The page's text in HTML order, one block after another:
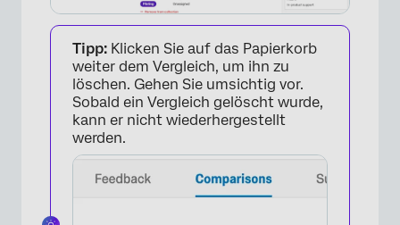
×
Tipp: Klicken Sie auf das Papierkorb
weiter dem Vergleich, um ihn zu
löschen. Gehen Sie umsichtig vor.
Sobald ein Vergleich gelöscht wurde,
kann er nicht wiederhergestellt
werden.